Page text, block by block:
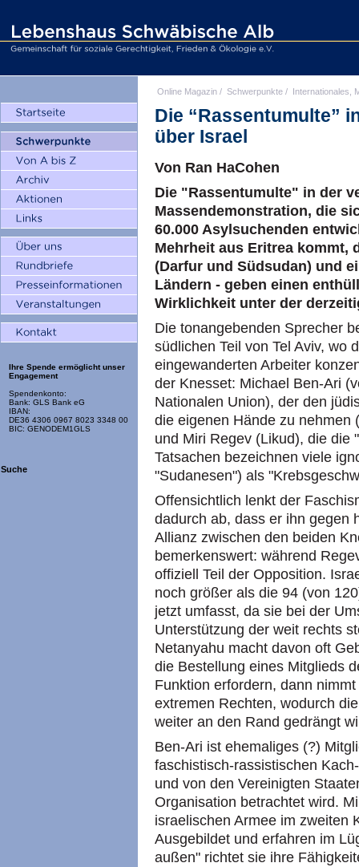
Ihre Spende ermöglicht unser
Engagement
Spendenkonto:
Bank: GLS Bank eG
IBAN:
DE36 4306 0967 8023 3348 00
BIC: GENODEM1GLS
Suche
Online Magazin / Schwerpunkte / Internationales,
Die “Rassentumulte”
über Israel
Von Ran HaCohen
Die "Rassentumulte" in der
Massendemonstration, die
60.000 Asylsuchenden
Mehrheit aus Eritrea kommt,
(Darfur und Südsudan) und
Ländern - geben einen
Wirklichkeit unter der
Die tonangebenden Sprecher
südlichen Teil von Tel Aviv, wo
eingewanderten Arbeiter
der Knesset: Michael Ben-Ari
Nationalen Union), der den
die eigenen Hände zu nehmen
und Miri Regev (Likud), die die
Tatsachen bezeichnen viele
"Sudanesen") als
Offensichtlich lenkt der
dadurch ab, dass er ihn gegen
Allianz zwischen den beiden
bemerkenswert: während
offiziell Teil der Opposition.
noch größer als die 94 (von
jetzt umfasst, da sie bei der
Unterstützung der weit rechts
Netanyahu macht davon oft
die Bestellung eines Mitglieds
Funktion erfordern, dann
extremen Rechten, wodurch
weiter an den Rand gedrängt
Ben-Ari ist ehemaliges (?)
faschistisch-rassistischen
und von den Vereinigten
Organisation betrachtet wird.
israelischen Armee im zweiten
Ausgebildet und erfahren im
außen" richtet sie ihre